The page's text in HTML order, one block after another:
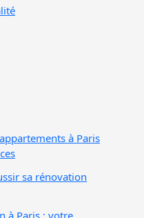
à Paris
sa rénovation
à Paris : votre